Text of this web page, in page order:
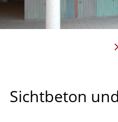
Sichtbeton